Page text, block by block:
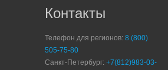
Контакты
Телефон для регионов: 8 (800)
505-75-80
Санкт-Петербург: +7(812)983-03-